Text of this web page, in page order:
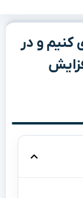
کنیم و در
برابر افزایش